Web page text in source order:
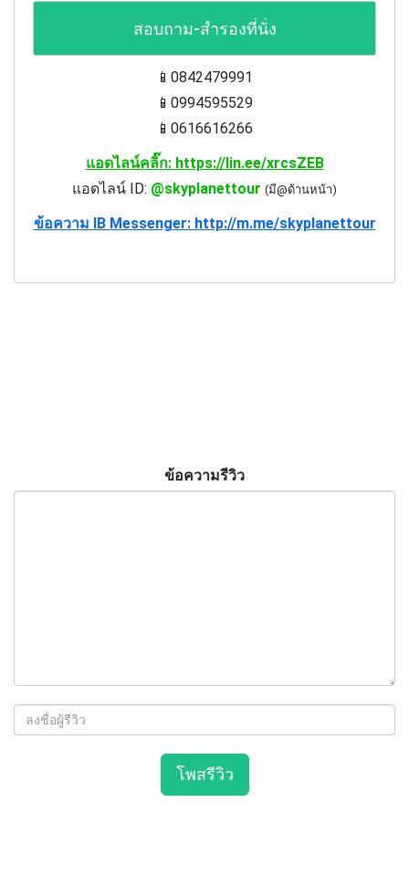
สอบถาม-สำรองที่นั่ง
📱0842479991
📱0994595529
📱0616616266
แอดไลน์คลิ๊ก: https://lin.ee/xrcsZEB
แอดไลน์ ID: @skyplanettour (มี@ด้านหน้า)
ข้อความ IB Messenger: http://m.me/skyplanettour
ข้อความรีวิว
โพสรีวิว